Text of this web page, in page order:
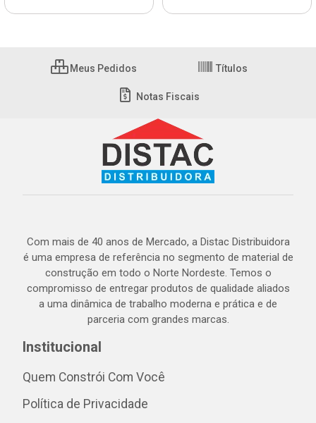
Meus Pedidos Títulos
Notas Fiscais
Com mais de 40 anos de Mercado, a Distac Distribuidora
é uma empresa de referência no segmento de material de
construção em todo o Norte Nordeste. Temos o
compromisso de entregar produtos de qualidade aliados
a uma dinâmica de trabalho moderna e prática e de
parceria com grandes marcas.
Institucional
Quem Constrói Com Você
Política de Privacidade